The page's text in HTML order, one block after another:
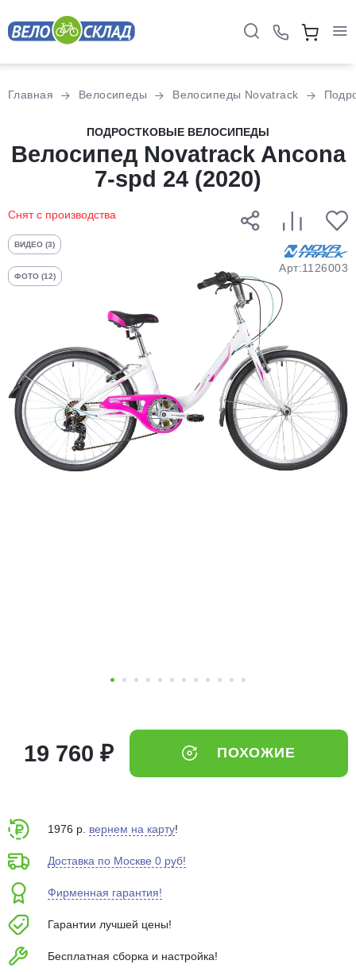
Главная Велосипеды Велосипеды Novatrack
ПОДРОСТКОВЫЕ ВЕЛОСИПЕДЫ
Велосипед Novatrack Ancona
7-spd 24 (2020)
Снят с производства
ВИДЕО (3)
ФОТО (12)
Арт:1126003
19 760 ₽ ПОХОЖИЕ
1976 р. вернем на карту!
Доставка по Москве 0 руб!
Фирменная гарантия!
Гарантии лучшей цены!
Бесплатная сборка и настройка!
Разбейте
оплатуна части
без переплат
График платежей
Добавляйте товары
в корзину
Оплачивайте сегодня только
25% картой любого банка
об оплате Плайтом
недели
8 800 302-02-51